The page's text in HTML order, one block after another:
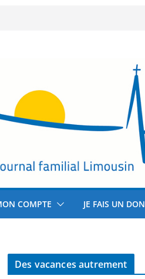
COMPTE JE FAIS UN DON
Des vacances autrement